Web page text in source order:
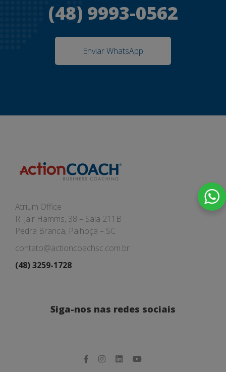
(48) 9993-0562
Enviar WhatsApp
Atrium Office
R. Jair Hamms, 38 – Sala 211B
Pedra Branca, Palhoça – SC
contato@actioncoachsc.com.br
(48) 3259-1728
Siga-nos nas redes sociais